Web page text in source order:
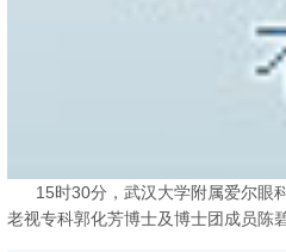
15时30分，武汉大学附属爱尔眼
老视专科郭化芳博士及博士团成员陈